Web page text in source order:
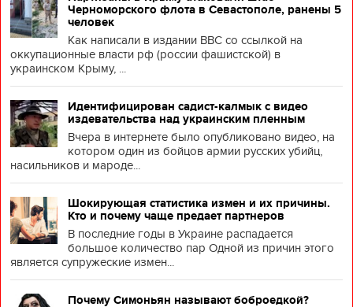
Черноморского флота в Севастополе, ранены 5
человек
Как написали в издании BBC со ссылкой на
оккупационные власти рф (россии фашистской) в
украинском Крыму, ...
Идентифицирован садист-калмык с видео
издевательства над украинским пленным
Вчера в интернете было опубликовано видео, на
котором один из бойцов армии русских убийц,
насильников и мароде...
Шокирующая статистика измен и их причины.
Кто и почему чаще предает партнеров
В последние годы в Украине распадается
большое количество пар Одной из причин этого
является супружеские измен...
Почему Симоньян называют боброедкой?